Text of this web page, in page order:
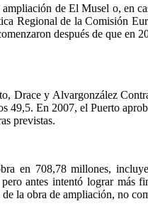
de El Musel o, en
Regional de la Comisión
después de que en
Drace y Alvargonzález
49,5. En 2007, el Puerto
previstas.
en 708,78 millones,
antes intentó lograr más
la obra de ampliación, no